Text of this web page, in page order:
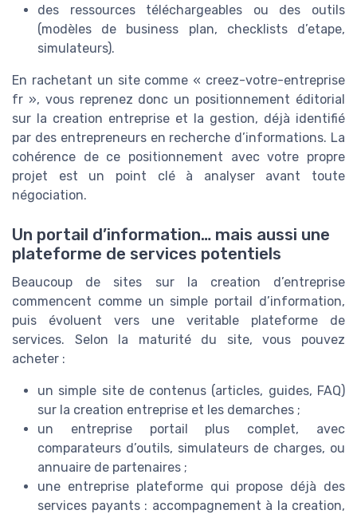
des ressources téléchargeables ou des outils
(modèles de business plan, checklists d’etape,
simulateurs).
En rachetant un site comme « creez-votre-entreprise
fr », vous reprenez donc un positionnement éditorial
sur la creation entreprise et la gestion, déjà identifié
par des entrepreneurs en recherche d’informations. La
cohérence de ce positionnement avec votre propre
projet est un point clé à analyser avant toute
négociation.
Un portail d’information… mais aussi une
plateforme de services potentiels
Beaucoup de sites sur la creation d’entreprise
commencent comme un simple portail d’information,
puis évoluent vers une veritable plateforme de
services. Selon la maturité du site, vous pouvez
acheter :
un simple site de contenus (articles, guides, FAQ)
sur la creation entreprise et les demarches ;
un entreprise portail plus complet, avec
comparateurs d’outils, simulateurs de charges, ou
annuaire de partenaires ;
une entreprise plateforme qui propose déjà des
services payants : accompagnement à la creation,